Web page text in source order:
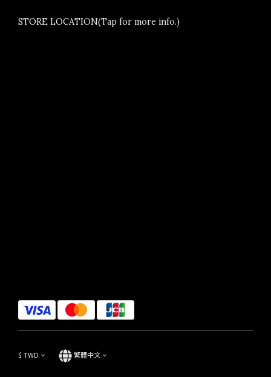
STORE LOCATION(Tap for more info.)
$ TWD 繁體中文